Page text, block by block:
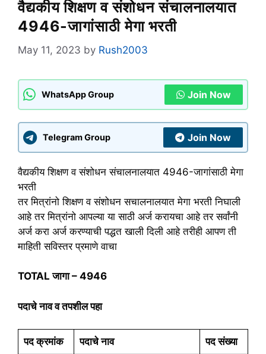
वैद्यकीय शिक्षण व संशोधन संचालनालयात
4946-जागांसाठी मेगा भरती
May 11, 2023 by Rush2003
WhatsApp Group Join Now
Telegram Group Join Now
वैद्यकीय शिक्षण व संशोधन संचालनालयात 4946-जागांसाठी मेगा
भरती
तर मित्रांनो शिक्षण व संशोधन सचालनालयात मेगा भरती निघाली
आहे तर मित्रांनो आपल्या या साठी अर्ज करायचा आहे तर सर्वांनी
अर्ज करा अर्ज करण्याची पद्धत खाली दिली आहे तरीही आपण ती
माहिती सविस्तर प्रमाणे वाचा
TOTAL जागा – 4946
पदाचे नाव व तपशील पहा
पद क्रमांक पदाचे नाव पद संख्या